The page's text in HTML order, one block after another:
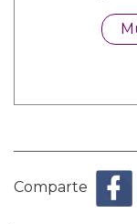
Comparte